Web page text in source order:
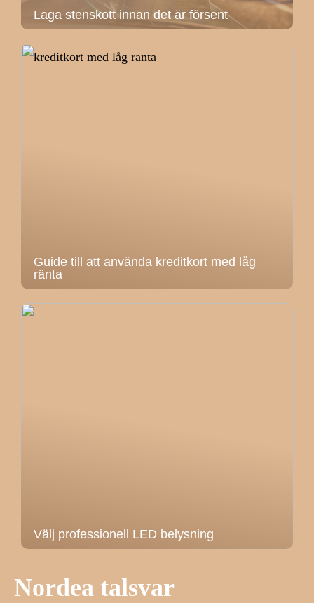
Laga stenskott innan det är försent
Guide till att använda kreditkort med låg
ränta
Välj professionell LED belysning
Nordea talsvar